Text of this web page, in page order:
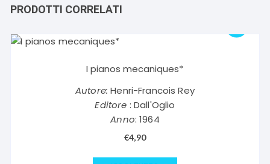
PRODOTTI CORRELATI
I pianos mecaniques*
Autore: Henri-Francois Rey
Editore : Dall'Oglio
Anno: 1964
€4,90